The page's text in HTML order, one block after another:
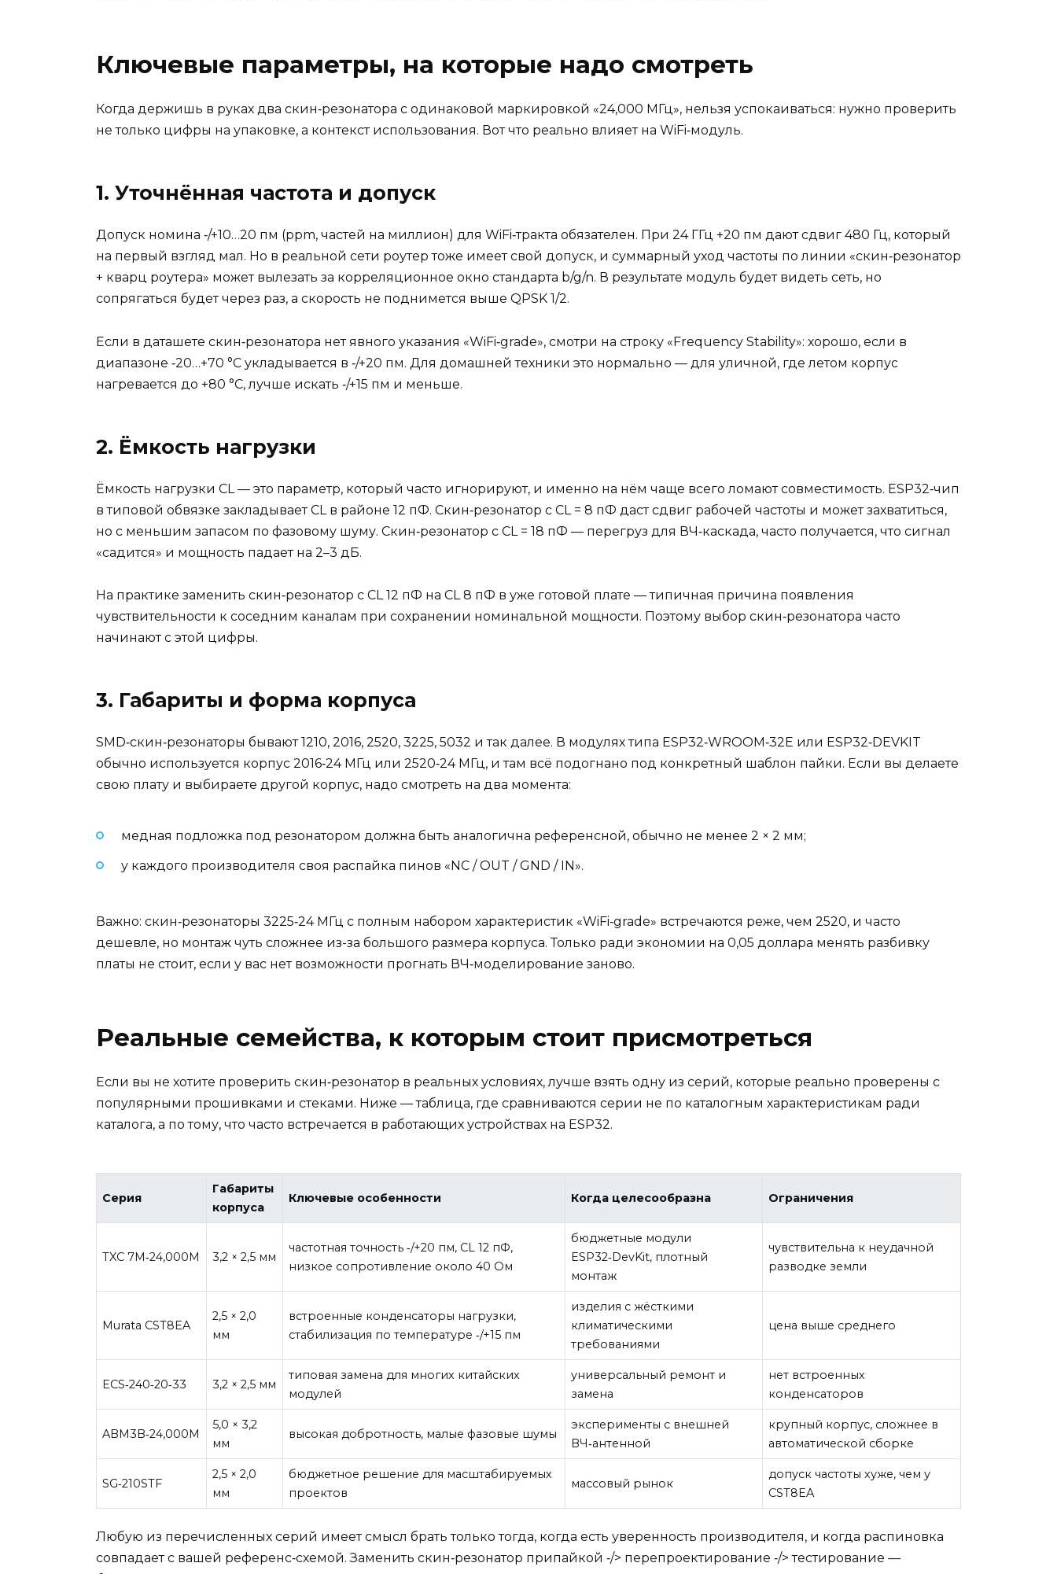
Ключевые параметры, на которые надо смотреть
Когда держишь в руках два скин‑резонатора с одинаковой маркировкой «24,000 МГц», нельзя успокаиваться: нужно проверить
не только цифры на упаковке, а контекст использования. Вот что реально влияет на WiFi‑модуль.
1. Уточнённая частота и допуск
Допуск номина ‑/+10…20 пм (ppm, частей на миллион) для WiFi‑тракта обязателен. При 24 ГГц +20 пм дают сдвиг 480 Гц, который
на первый взгляд мал. Но в реальной сети роутер тоже имеет свой допуск, и суммарный уход частоты по линии «скин‑резонатор
+ кварц роутера» может вылезать за корреляционное окно стандарта b/g/n. В результате модуль будет видеть сеть, но
сопрягаться будет через раз, а скорость не поднимется выше QPSK 1/2.
Если в даташете скин‑резонатора нет явного указания «WiFi‑grade», смотри на строку «Frequency Stability»: хорошо, если в
диапазоне ‑20…+70 °C укладывается в ‑/+20 пм. Для домашней техники это нормально — для уличной, где летом корпус
нагревается до +80 °C, лучше искать ‑/+15 пм и меньше.
2. Ёмкость нагрузки
Ёмкость нагрузки CL — это параметр, который часто игнорируют, и именно на нём чаще всего ломают совместимость. ESP32‑чип
в типовой обвязке закладывает CL в районе 12 пФ. Скин‑резонатор с CL = 8 пФ даст сдвиг рабочей частоты и может захватиться,
но с меньшим запасом по фазовому шуму. Скин‑резонатор с CL = 18 пФ — перегруз для ВЧ‑каскада, часто получается, что сигнал
«садится» и мощность падает на 2–3 дБ.
На практике заменить скин‑резонатор с CL 12 пФ на CL 8 пФ в уже готовой плате — типичная причина появления
чувствительности к соседним каналам при сохранении номинальной мощности. Поэтому выбор скин‑резонатора часто
начинают с этой цифры.
3. Габариты и форма корпуса
SMD‑скин‑резонаторы бывают 1210, 2016, 2520, 3225, 5032 и так далее. В модулях типа ESP32‑WROOM‑32E или ESP32‑DEVKIT
обычно используется корпус 2016‑24 МГц или 2520‑24 МГц, и там всё подогнано под конкретный шаблон пайки. Если вы делаете
свою плату и выбираете другой корпус, надо смотреть на два момента:
медная подложка под резонатором должна быть аналогична референсной, обычно не менее 2 × 2 мм;
у каждого производителя своя распайка пинов «NC / OUT / GND / IN».
Важно: скин‑резонаторы 3225‑24 МГц с полным набором характеристик «WiFi‑grade» встречаются реже, чем 2520, и часто
дешевле, но монтаж чуть сложнее из-за большого размера корпуса. Только ради экономии на 0,05 доллара менять разбивку
платы не стоит, если у вас нет возможности прогнать ВЧ‑моделирование заново.
Реальные семейства, к которым стоит присмотреться
Если вы не хотите проверить скин‑резонатор в реальных условиях, лучше взять одну из серий, которые реально проверены с
популярными прошивками и стеками. Ниже — таблица, где сравниваются серии не по каталогным характеристикам ради
каталога, а по тому, что часто встречается в работающих устройствах на ESP32.
Серия
Габариты
корпуса
Ключевые особенности Когда целесообразна Ограничения
TXC 7M‑24,000M 3,2 × 2,5 мм
частотная точность ‑/+20 пм, CL 12 пФ,
низкое сопротивление около 40 Ом
бюджетные модули
ESP32‑DevKit, плотный
монтаж
чувствительна к неудачной
разводке земли
Murata CST8EA
2,5 × 2,0
мм
встроенные конденсаторы нагрузки,
стабилизация по температуре ‑/+15 пм
изделия с жёсткими
климатическими
требованиями
цена выше среднего
ECS‑240‑20‑33 3,2 × 2,5 мм
типовая замена для многих китайских
модулей
универсальный ремонт и
замена
нет встроенных
конденсаторов
ABM3B‑24,000M
5,0 × 3,2
мм
высокая добротность, малые фазовые шумы
эксперименты с внешней
ВЧ‑антенной
крупный корпус, сложнее в
автоматической сборке
SG‑210STF
2,5 × 2,0
мм
бюджетное решение для масштабируемых
проектов
массовый рынок
допуск частоты хуже, чем у
CST8EA
Любую из перечисленных серий имеет смысл брать только тогда, когда есть уверенность производителя, и когда распиновка
совпадает с вашей референс‑схемой. Заменить скин‑резонатор припайкой ‑/> перепроектирование ‑/> тестирование —